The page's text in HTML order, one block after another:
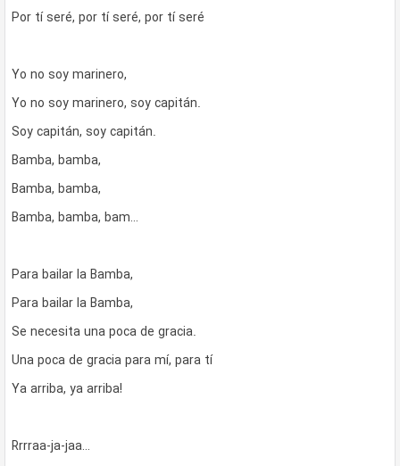
Por tí seré, por tí seré, por tí seré
Yo no soy marinero,
Yo no soy marinero, soy capitán.
Soy capitán, soy capitán.
Bamba, bamba,
Bamba, bamba,
Bamba, bamba, bam…
Para bailar la Bamba,
Para bailar la Bamba,
Se necesita una poca de gracia.
Una poca de gracia para mí, para tí
Ya arriba, ya arriba!
Rrrraa-ja-jaa…